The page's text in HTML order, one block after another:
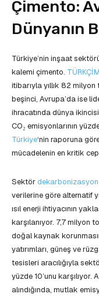
Çimento:
Dünyanın
Türkiye’nin inşaat
kalemi çimento.
itibarıyla yıllık 82
beşinci, Avrupa’da ise
ihracatında dünya
CO₂ emisyonlarının
Türkiye‘nin raporuna
mücadelenin en kritik
Sektördekarbonizasyon
verilerine göre alternatif
ısıl enerji ihtiyacının
karşılanıyor. 7,7 milyon
doğal kaynak
yatırımları, güneş ve
tesisleri aracılığıyla
yüzde 10’unu
alındığında, mutlak